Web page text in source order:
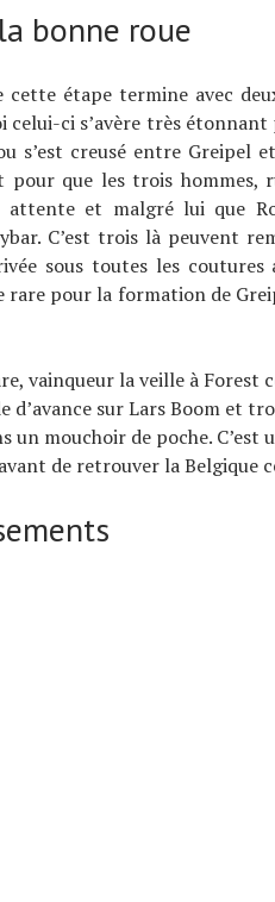
bonne roue
cette étape termine avec
celui-ci s’avère très
s’est creusé entre Greipel
pour que les trois hommes,
et malgré lui que
C’est trois là peuvent
sous toutes les
rare pour la formation de
vainqueur la veille à Forest
d’avance sur Lars Boom et
un mouchoir de poche.
de retrouver la Belgique